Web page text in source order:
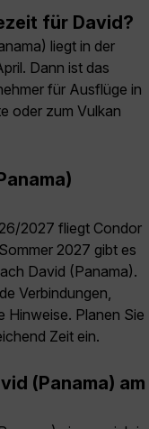
für David?
liegt in der
Dann ist das
für Ausflüge in
oder zum Vulkan
2027 fliegt Condor
2027 gibt es
David (Panama).
Verbindungen,
Hinweise. Planen Sie
Zeit ein.
(Panama) am